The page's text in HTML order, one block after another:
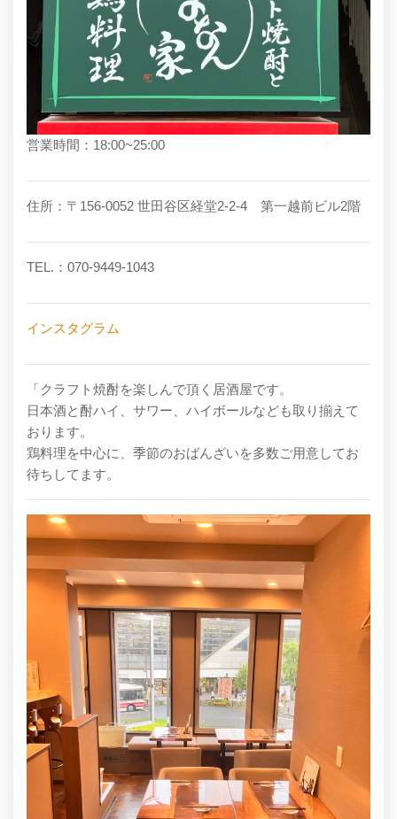
営業時間：18:00~25:00
住所：〒156-0052 世田谷区経堂2-2-4 第一越前ビル2階
TEL.：070-9449-1043
インスタグラム
「クラフト焼酎を楽しんで頂く居酒屋です。
日本酒と酎ハイ、サワー、ハイボールなども取り揃えて
おります。
鶏料理を中心に、季節のおばんざいを多数ご用意してお
待ちしてます。